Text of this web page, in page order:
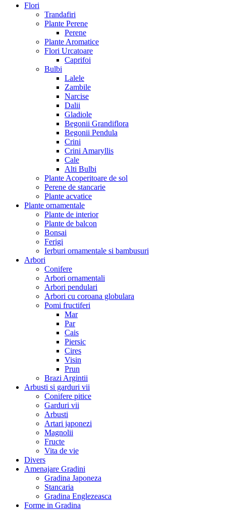
Flori
Trandafiri
Plante Perene
Perene
Plante Aromatice
Flori Urcatoare
Caprifoi
Bulbi
Lalele
Zambile
Narcise
Dalii
Gladiole
Begonii Grandiflora
Begonii Pendula
Crini
Crini Amaryllis
Cale
Alti Bulbi
Plante Acoperitoare de sol
Perene de stancarie
Plante acvatice
Plante ornamentale
Plante de interior
Plante de balcon
Bonsai
Ferigi
Ierburi ornamentale si bambusuri
Arbori
Conifere
Arbori ornamentali
Arbori pendulari
Arbori cu coroana globulara
Pomi fructiferi
Mar
Par
Cais
Piersic
Cires
Visin
Prun
Brazi Argintii
Arbusti si garduri vii
Conifere pitice
Garduri vii
Arbusti
Artari japonezi
Magnolii
Fructe
Vita de vie
Divers
Amenajare Gradini
Gradina Japoneza
Stancaria
Gradina Englezeasca
Forme in Gradina